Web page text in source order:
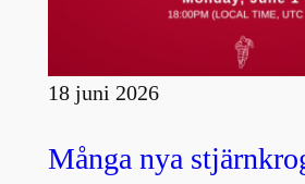
18 juni 2026
Många nya